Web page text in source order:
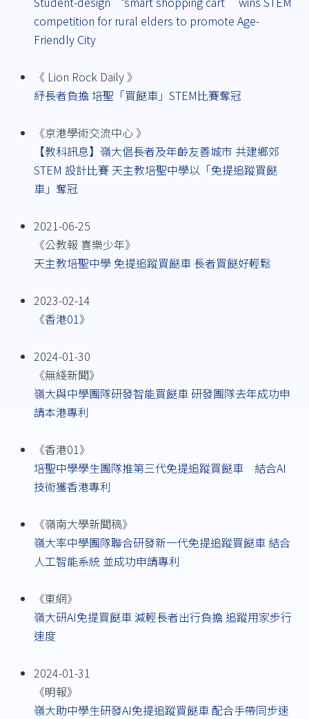
competition for rural elders to promote Age-
Friendly City
《 Lion Rock Daily 》
紓長者負擔 培聖「買餸車」STEM比賽奪冠
《京港學術交流中心 》
【教科訊息】嶺大倡長者及年齡友善城市 共建鄉郊
STEM 設計比賽 天主教培聖中學以「免提追蹤買餸
車」奪冠
2021-06-25
《公教報 喜樂少年》
天主教培聖中學 免提追蹤買餸車 長者買餸好輕鬆
2023-02-14
《香港01》
2024-01-30
《無綫新聞》
嶺大與中學團隊研發智能買餸車 研發團隊去年成功申
請本港專利
《香港01》
培聖中學學生團隊推第三代免提追蹤買餸車 結合AI
技術獲香港專利
《嶺南大學新聞稿》
嶺大率中學團隊聯合研發新一代免提追蹤買餸車 結合
人工智能系統 並成功申請專利
《東網》
嶺大研AI免提買餸車 減輕長者出行負擔 追蹤用家步行
速度
2024-01-31
《明報》
嶺大助中學生研發AI免提追蹤買餸車 配合手帶同步速